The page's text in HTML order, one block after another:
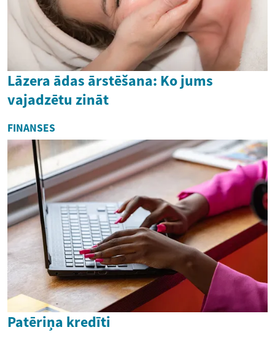
Lāzera ādas ārstēšana: Ko jums
vajadzētu zināt
FINANSES
Patēriņa kredīti